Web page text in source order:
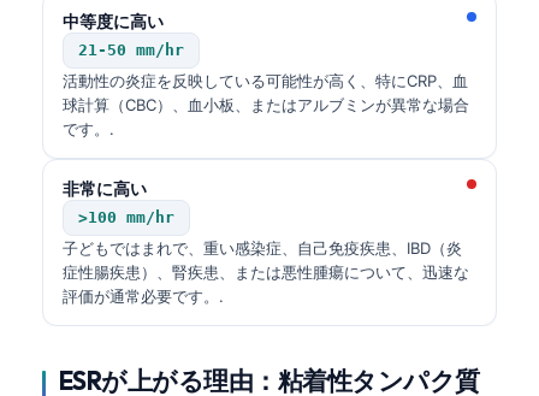
中等度に高い
21-50 mm/hr
活動性の炎症を反映している可能性が高く、特にCRP、血
球計算（CBC）、血小板、またはアルブミンが異常な場合
です。.
非常に高い
>100 mm/hr
子どもではまれで、重い感染症、自己免疫疾患、IBD（炎
症性腸疾患）、腎疾患、または悪性腫瘍について、迅速な
評価が通常必要です。.
ESRが上がる理由：粘着性タンパク質